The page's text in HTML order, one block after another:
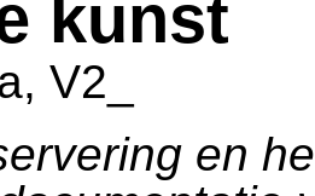
kunst
V2_
en